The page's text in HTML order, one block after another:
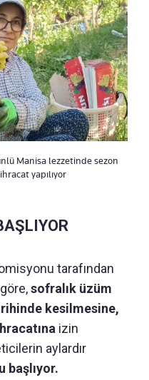
Manisa lezzetinde sezon
yapılıyor
tarafından
sofralık üzüm
kesilmesine,
izin
aylardır
başlıyor.